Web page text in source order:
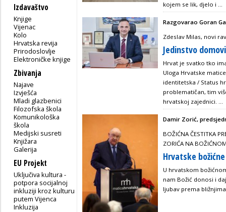
Izdavaštvo
Knjige
Vijenac
Kolo
Hrvatska revija
Prirodoslovlje
Elektroničke knjige
Zbivanja
Najave
Izvješća
Mladi glazbenici
Filozofska škola
Komunikološka
škola
Medijski susreti
Knjižara
Galerija
EU Projekt
Uključiva kultura -
potpora socijalnoj
inkluziji kroz kulturu
putem Vijenca
Inkluzija
kojem se lik, djelo i ...
Razgovarao Goran
Zdeslav Milas, novi
Jedinstvo
Hrvat je svatko tko
Uloga Hrvatske
identitetska / Status
problematičan, tim
hrvatskoj zajednici. ...
Damir Zorić,
BOŽIĆNA ČESTITKA
ZORIĆA NA
Hrvatske
U hrvatskom
nam Božić donosi i
ljubav prema